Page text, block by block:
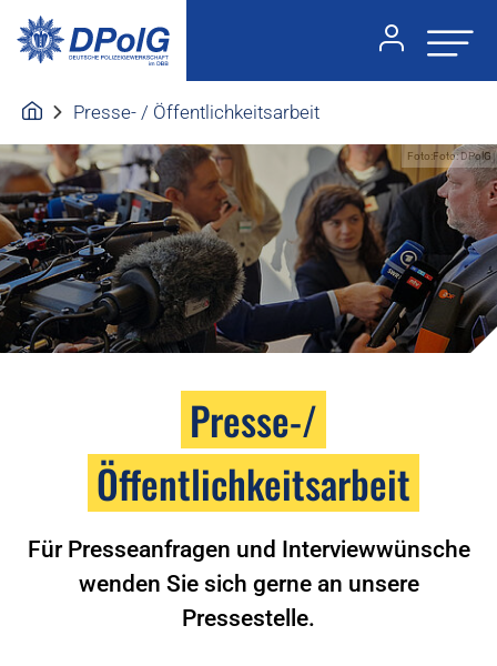
Presse- / Öffentlichkeitsarbeit
Foto:Foto: DPolG
Presse-/
Öffentlichkeitsarbeit
Für Presseanfragen und Interviewwünsche
wenden Sie sich gerne an unsere
Pressestelle.